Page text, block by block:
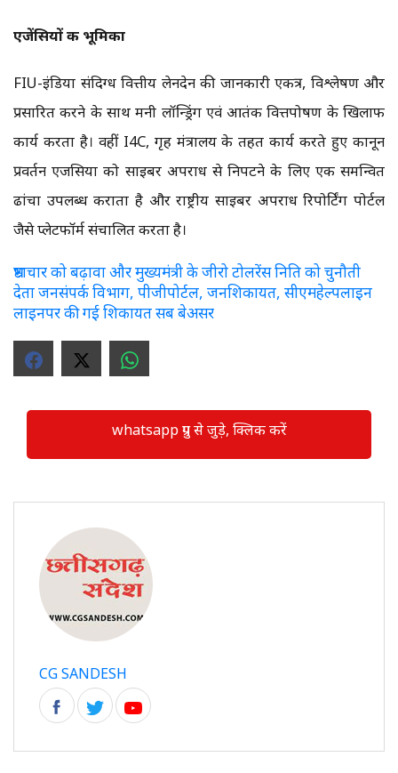
एजेंसियों की भूमिका
FIU-इंडिया संदिग्ध वित्तीय लेनदेन की जानकारी एकत्र, विश्लेषण और
प्रसारित करने के साथ मनी लॉन्ड्रिंग एवं आतंक वित्तपोषण के खिलाफ
कार्य करता है। वहीं I4C, गृह मंत्रालय के तहत कार्य करते हुए कानून
प्रवर्तन एजेंसियों को साइबर अपराध से निपटने के लिए एक समन्वित
ढांचा उपलब्ध कराता है और राष्ट्रीय साइबर अपराध रिपोर्टिंग पोर्टल
जैसे प्लेटफॉर्म संचालित करता है।
भ्रष्टाचार को बढ़ावा और मुख्यमंत्री के जीरो टोलरेंस निति को चुनौती
देता जनसंपर्क विभाग, पीजीपोर्टल, जनशिकायत, सीएमहेल्पलाइन
लाइनपर की गई शिकायत सब बेअसर
whatsapp ग्रुप से जुड़े, क्लिक करें
CG SANDESH